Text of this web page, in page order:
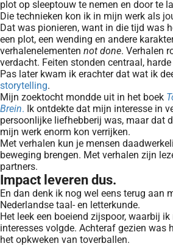
plot op sleeptouw te nemen en door te
Die technieken kon ik in mijn werk als
Dat was pionieren, want in die tijd was
een plot, een wending en andere
verhalenelementen not done. Verhalen
verdacht. Feiten stonden centraal,
Pas later kwam ik erachter dat wat ik
storytelling.
Mijn zoektocht mondde uit in het boek
Brein. Ik ontdekte dat mijn interesse in
persoonlijke liefhebberij was, maar dat
mijn werk enorm kon verrijken.
Met verhalen kun je mensen
beweging brengen. Met verhalen zijn
partners.
Impact leveren dus.
En dan denk ik nog wel eens terug aan
Nederlandse taal- en letterkunde.
Het leek een boeiend zijspoor, waarbij
interesses volgde. Achteraf gezien was
het opkweken van toverballen.